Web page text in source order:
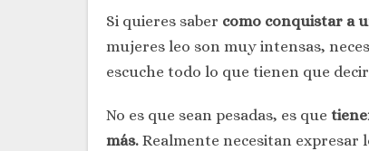
Si quieres saber como conquistar a
mujeres leo son muy intensas,
escuche todo lo que tienen que
No es que sean pesadas, es que
más. Realmente necesitan expresar